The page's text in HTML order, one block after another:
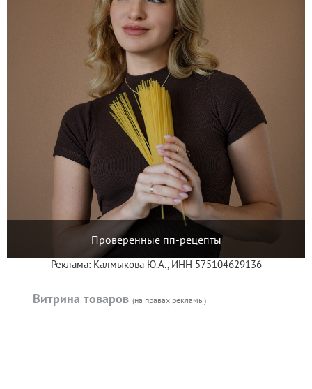
Проверенные пп-рецепты
Реклама: Калмыкова Ю.А., ИНН 575104629136
Витрина товаров (на правах рекламы)